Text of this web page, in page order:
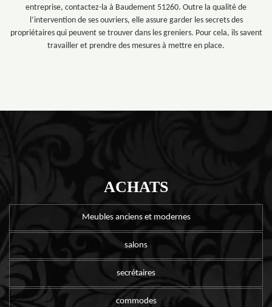
entreprise, contactez-la à Baudement 51260. Outre la qualité de
l’intervention de ses ouvriers, elle assure garder les secrets des
propriétaires qui peuvent se trouver dans les greniers. Pour cela, ils savent
travailler et prendre des mesures à mettre en place.
ACHATS
Meubles anciens et modernes
salons
secrétaires
commodes